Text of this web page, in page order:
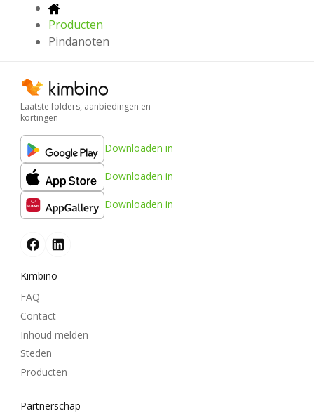
Producten
Pindanoten
Laatste folders, aanbiedingen en
kortingen
Downloaden in
Downloaden in
Downloaden in
Kimbino
FAQ
Contact
Inhoud melden
Steden
Producten
Partnerschap